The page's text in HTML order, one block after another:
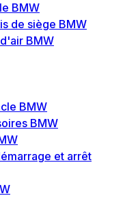
BMW
de siège BMW
BMW
BMW
BMW
et arrêt